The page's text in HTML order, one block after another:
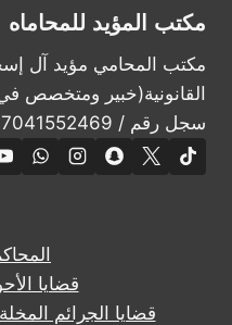
مكتب المؤيد للمحاماه
مكتب المحامي مؤيد آل
القانونية(خبير ومتخصص في
سجل رقم / 7041552469 - ترخيص رقم / 451105
قضايا
قضايا الجرائم